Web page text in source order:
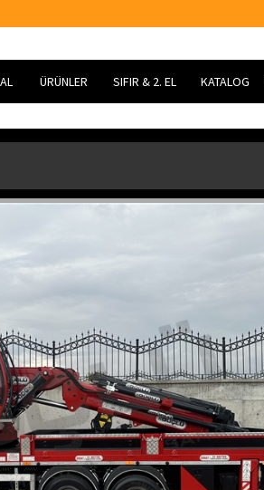
İMALATLARIMIZ
ÜRÜNLER
KATLANIR BOMLU VİNÇLER
SIFIR & 2. EL
SIFIR VİNÇLER
KATALOG